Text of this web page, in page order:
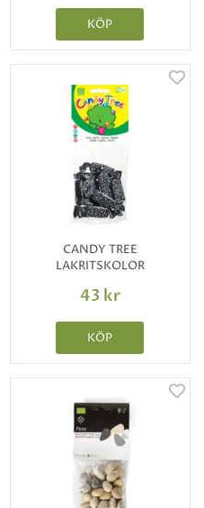
KÖP
CANDY TREE
LAKRITSKOLOR
43 kr
KÖP